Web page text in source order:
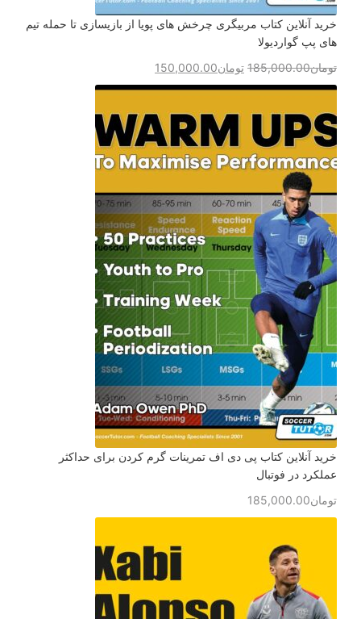
خرید آنلاین کتاب مربیگری چرخش های پویا از بازیسازی تا حمله تیم
های پپ گواردیولا
تومان185,000.00 تومان150,000.00
خرید آنلاین کتاب پی دی اف تمرینات گرم کردن برای حداکثر
عملکرد در فوتبال
تومان185,000.00